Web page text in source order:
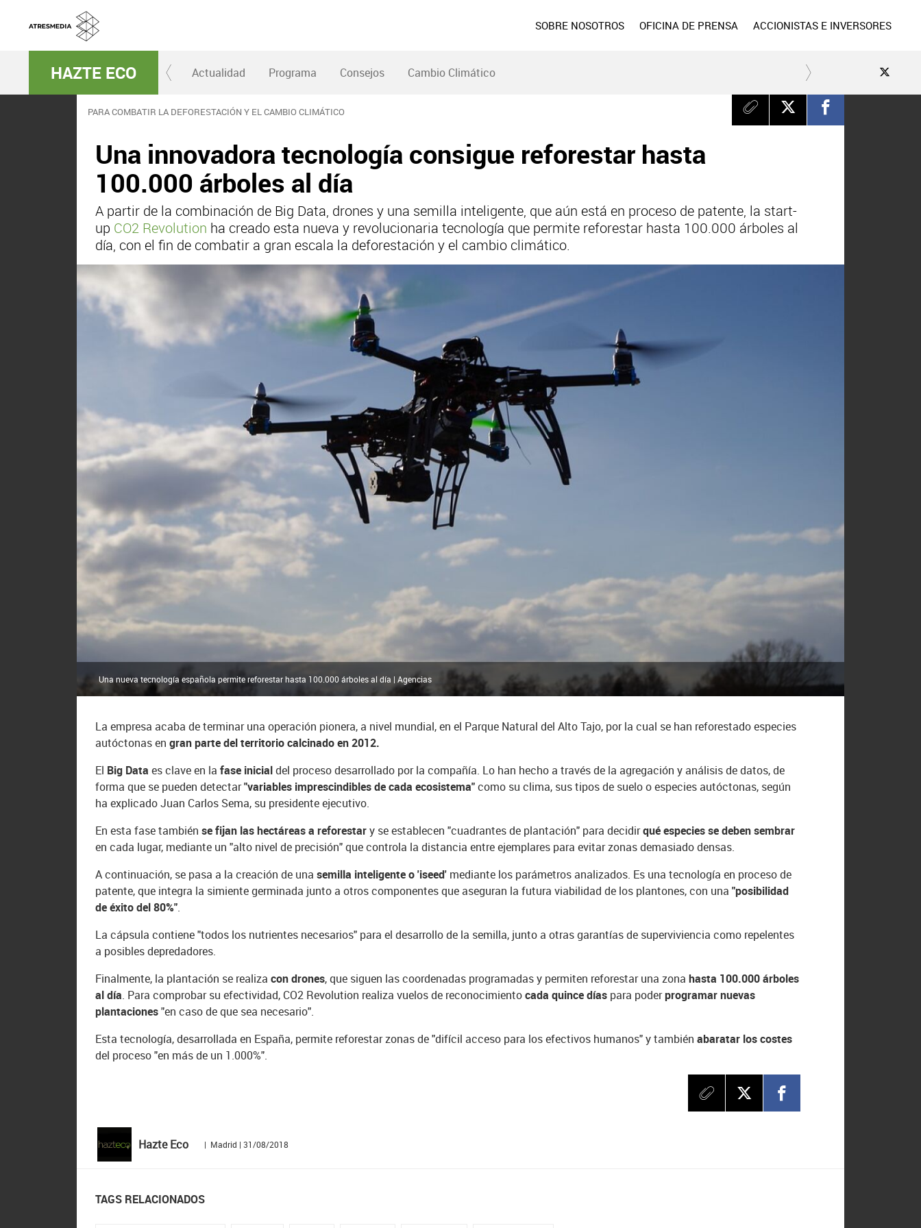
SOBRE NOSOTROS OFICINA DE PRENSA ACCIONISTAS E INVERSORES
HAZTE ECO Actualidad Programa Consejos Cambio Climático
PARA COMBATIR LA DEFORESTACIÓN Y EL CAMBIO CLIMÁTICO
Una innovadora tecnología consigue reforestar hasta
100.000 árboles al día
A partir de la combinación de Big Data, drones y una semilla inteligente, que aún está en proceso de patente, la start-
up CO2 Revolution ha creado esta nueva y revolucionaria tecnología que permite reforestar hasta 100.000 árboles al
día, con el fin de combatir a gran escala la deforestación y el cambio climático.
Una nueva tecnología española permite reforestar hasta 100.000 árboles al día | Agencias
La empresa acaba de terminar una operación pionera, a nivel mundial, en el Parque Natural del Alto Tajo, por la cual se han reforestado especies
autóctonas engran parte del territorio calcinado en 2012.
El Big Dataes clave en lafase inicialdel proceso desarrollado por la compañía. Lo han hecho a través de la agregación y análisis de datos, de
forma que se pueden detectar"variables imprescindibles de cada ecosistema"como su clima, sus tipos de suelo o especies autóctonas, según
ha explicado Juan Carlos Sema, su presidente ejecutivo.
En esta fase también se fijan las hectáreas a reforestary se establecen "cuadrantes de plantación" para decidirqué especies se deben sembrar
en cada lugar, mediante un "alto nivel de precisión" que controla la distancia entre ejemplares para evitar zonas demasiado densas.
A continuación, se pasa a la creación de unasemilla inteligente o 'iseed' mediante los parámetros analizados. Es una tecnología en proceso de
patente, que integra la simiente germinada junto a otros componentes que aseguran la futura viabilidad de los plantones, con una"posibilidad
de éxito del 80%".
La cápsula contiene "todos los nutrientes necesarios" para el desarrollo de la semilla, junto a otras garantías de superviviencia como repelentes
a posibles depredadores.
Finalmente, la plantación se realiza con drones, que siguen las coordenadas programadas y permiten reforestar una zonahasta 100.000 árboles
al día. Para comprobar su efectividad, CO2 Revolution realiza vuelos de reconocimientocada quince días para poderprogramar nuevas
plantaciones"en caso de que sea necesario".
Esta tecnología, desarrollada en España, permite reforestar zonas de "difícil acceso para los efectivos humanos" y también abaratar los costes
del proceso "en más de un 1.000%".
Hazte Eco | Madrid | 31/08/2018
TAGS RELACIONADOS